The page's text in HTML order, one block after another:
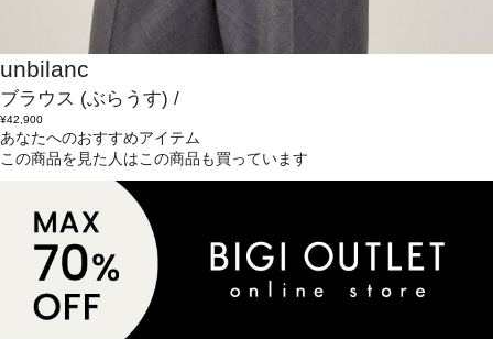
unbilanc
ブラウス (ぶらうす) /
¥42,900
あなたへのおすすめアイテム
この商品を見た人はこの商品も買っています